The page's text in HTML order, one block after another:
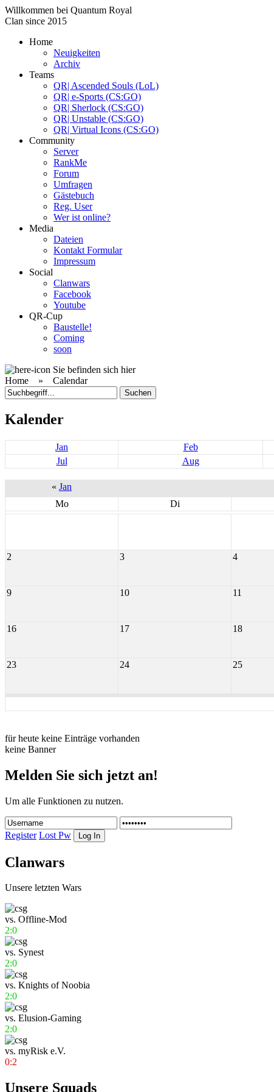
Willkommen bei Quantum Royal
Clan since 2015
Home
Neuigkeiten
Archiv
Teams
QR| Ascended Souls (LoL)
QR| e-Sports (CS:GO)
QR| Sherlock (CS:GO)
QR| Unstable (CS:GO)
QR| Virtual Icons (CS:GO)
Community
Server
RankMe
Forum
Umfragen
Gästebuch
Reg. User
Wer ist online?
Media
Dateien
Kontakt Formular
Impressum
Social
Clanwars
Facebook
Youtube
QR-Cup
Baustelle!
Coming
soon
Sie befinden sich hier
Home » Calendar
Kalender
Jan Feb
Jul
Aug
« Jan
Mo
Di
2 3 4
9 10 11
16 17 18
23 24 25
für heute keine Einträge vorhanden
keine Banner
Melden Sie sich jetzt an!
Um alle Funktionen zu nutzen.
Register Lost Pw
Clanwars
Unsere letzten Wars
vs. Offline-Mod
2:0
vs. Synest
2:0
vs. Knights of Noobia
2:0
vs. Elusion-Gaming
2:0
vs. myRisk e.V.
0:2
Unsere Squads